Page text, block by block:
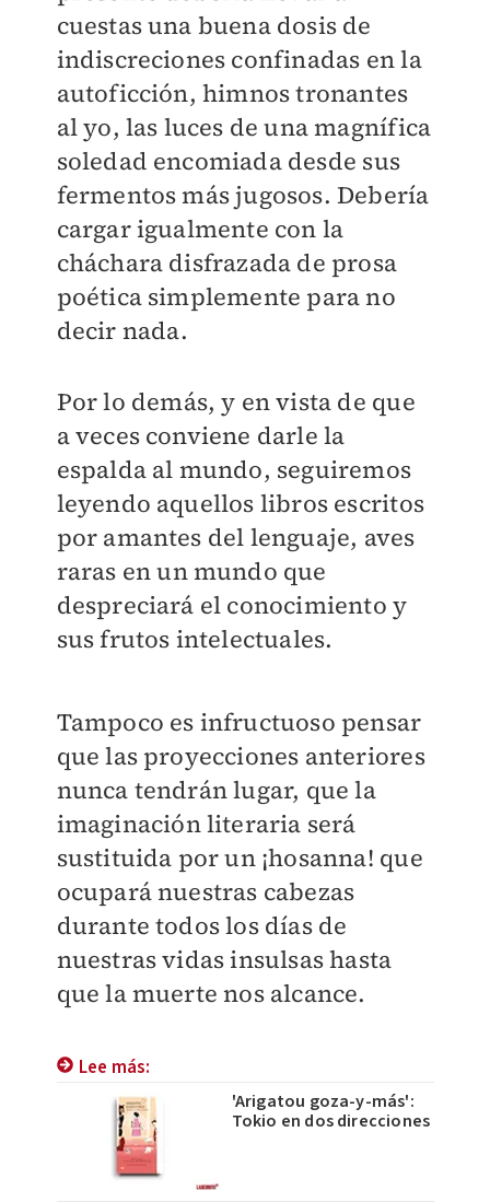
cuestas una buena dosis de
indiscreciones confinadas en la
autoficción, himnos tronantes
al yo, las luces de una magnífica
soledad encomiada desde sus
fermentos más jugosos. Debería
cargar igualmente con la
cháchara disfrazada de prosa
poética simplemente para no
decir nada.
Por lo demás, y en vista de que
a veces conviene darle la
espalda al mundo, seguiremos
leyendo aquellos libros escritos
por amantes del lenguaje, aves
raras en un mundo que
despreciará el conocimiento y
sus frutos intelectuales.
Tampoco es infructuoso pensar
que las proyecciones anteriores
nunca tendrán lugar, que la
imaginación literaria será
sustituida por un ¡hosanna! que
ocupará nuestras cabezas
durante todos los días de
nuestras vidas insulsas hasta
que la muerte nos alcance.
Lee más:
'Arigatou goza-y-más':
Tokio en dos direcciones